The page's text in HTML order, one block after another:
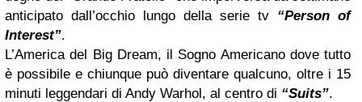
anticipato dall’occhio lungo della serie tv “Person of
Interest”.
L’America del Big Dream, il Sogno Americano dove tutto
è possibile e chiunque può diventare qualcuno, oltre i 15
minuti leggendari di Andy Warhol, al centro di “Suits”.